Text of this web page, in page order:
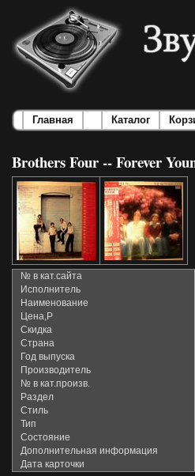
Главная Каталог
Brothers Four -- Forever
№ в кат.сайта
Исполнитель
Наименование
Цена,Р
Скидка
Страна
Год выпуска
Производитель
№ в кат.произв.
Раздел
Стиль
Тип
Состояние
Дополнительная информация
Дата карточки